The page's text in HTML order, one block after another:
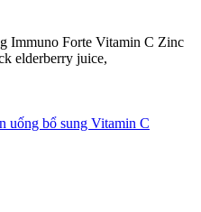
Immuno Forte Vitamin C Zinc
elderberry juice,